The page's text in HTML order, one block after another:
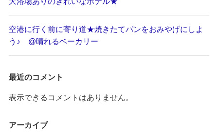
空港に行く前に寄り道★焼きたてパンをおみやげにしよ
う♪ @晴れるベーカリー
最近のコメント
表示できるコメントはありません。
アーカイブ